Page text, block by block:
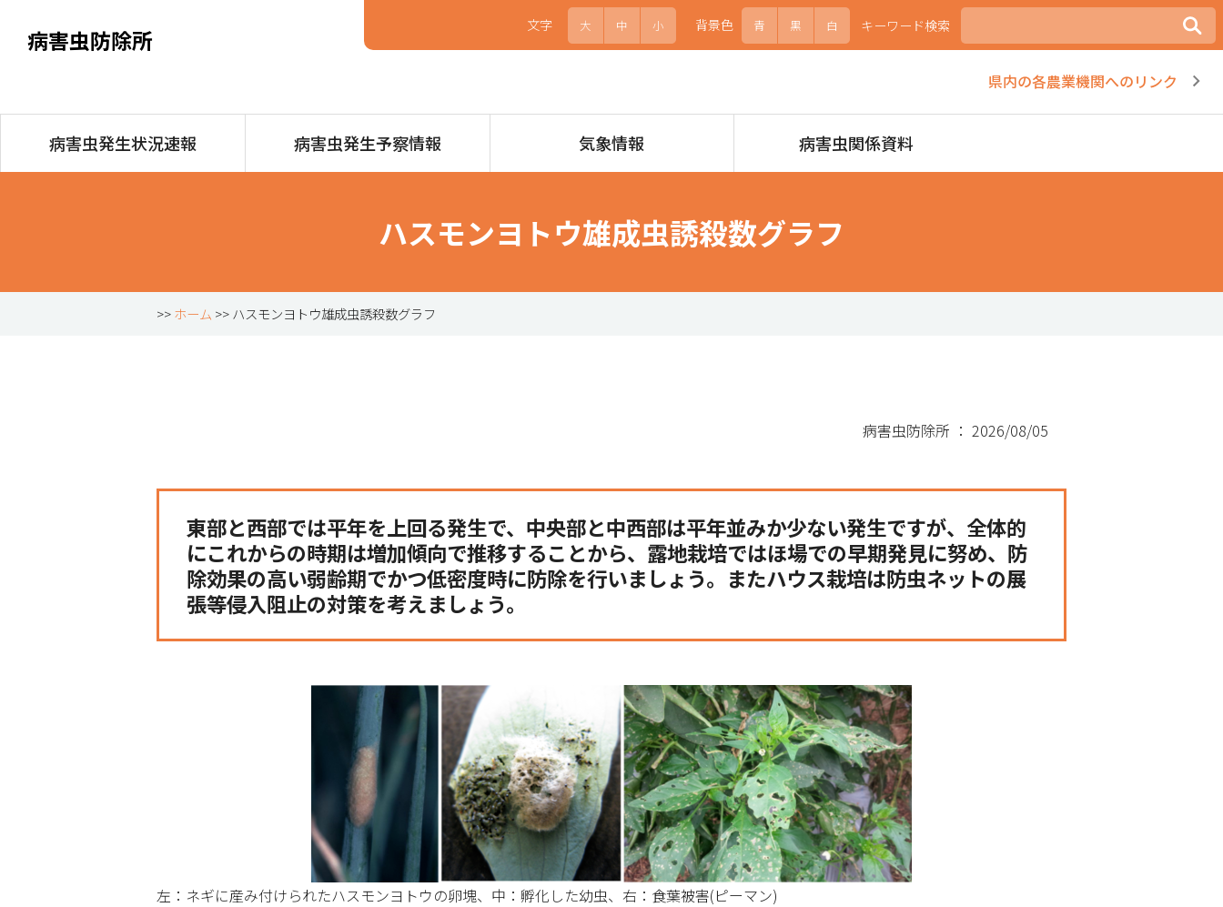
病害虫防除所 キーワード検索
背景色 青 黒 白
文字 大 中 小
県内の各農業機関へのリンク
病害虫発生状況速報 病害虫発生予察情報 気象情報 病害虫関係資料
ハスモンヨトウ雄成虫誘殺数グラフ
>>ホーム >> ハスモンヨトウ雄成虫誘殺数グラフ
病害虫防除所 ： 2026/08/05
東部と西部では平年を上回る発生で、中央部と中西部は平年並みか少ない発生ですが、全体的
にこれからの時期は増加傾向で推移することから、露地栽培ではほ場での早期発見に努め、防
除効果の高い弱齢期でかつ低密度時に防除を行いましょう。またハウス栽培は防虫ネットの展
張等侵入阻止の対策を考えましょう。
左：ネギに産み付けられたハスモンヨトウの卵塊、中：孵化した幼虫、右：食葉被害(ピーマン)